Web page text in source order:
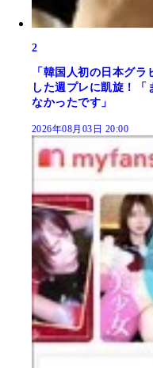
2
「韓国人初の日本グ
した週プレに凱旋！「
なかったです」
2026年08月03日 20:00